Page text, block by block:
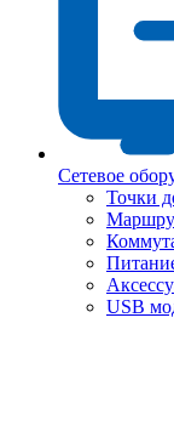
Сетевое
Точки
USB